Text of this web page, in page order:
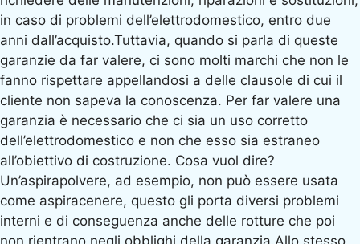
in caso di problemi dell’elettrodomestico, entro due
anni dall’acquisto.Tuttavia, quando si parla di queste
garanzie da far valere, ci sono molti marchi che non le
fanno rispettare appellandosi a delle clausole di cui il
cliente non sapeva la conoscenza. Per far valere una
garanzia è necessario che ci sia un uso corretto
dell’elettrodomestico e non che esso sia estraneo
all’obiettivo di costruzione. Cosa vuol dire?
Un’aspirapolvere, ad esempio, non può essere usata
come aspiracenere, questo gli porta diversi problemi
interni e di conseguenza anche delle rotture che poi